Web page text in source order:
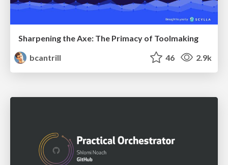
Sharpening the Axe: The Primacy of Toolmaking
bcantrill
46 2.9k